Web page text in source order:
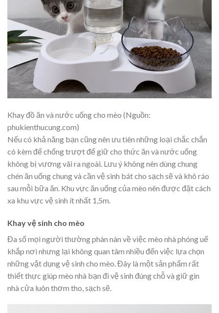
Khay đồ ăn và nước uống cho mèo (Nguồn:
phukienthucung.com)
Nếu có khả năng bạn cũng nên ưu tiên những loại chắc chắn
có kèm đế chống trượt để giữ cho thức ăn và nước uống
không bị vương vãi ra ngoài. Lưu ý không nên dùng chung
chén ăn uống chung và cần vệ sinh bát cho sạch sẽ và khô ráo
sau mỗi bữa ăn. Khu vực ăn uống của mèo nên được đặt cách
xa khu vực vệ sinh ít nhất 1,5m.
Khay vệ sinh cho mèo
Đa số mọi người thường phàn nàn về việc mèo nhà phóng uế
khắp nơi nhưng lại không quan tâm nhiều đến việc lựa chọn
những vật dụng vệ sinh cho mèo. Đây là một sản phẩm rất
thiết thực giúp mèo nhà bạn đi vệ sinh đúng chỗ và giữ gìn
nhà cửa luôn thơm tho, sạch sẽ.